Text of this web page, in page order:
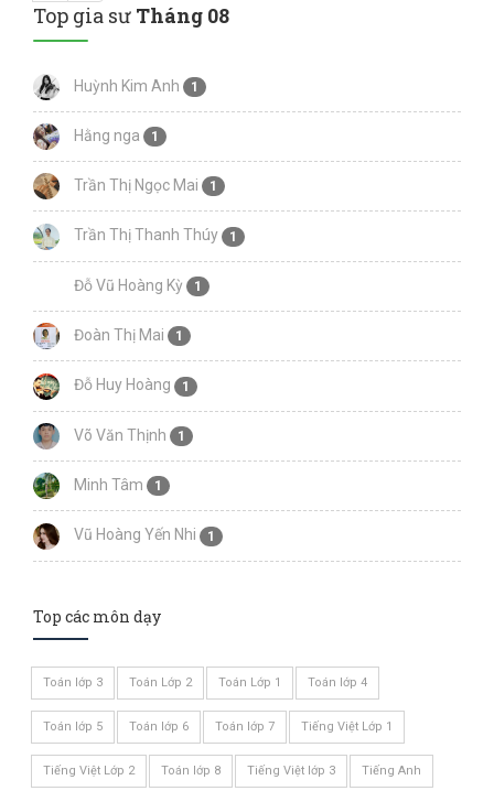
Top gia sư Tháng 08
Huỳnh Kim Anh 1
Hằng nga 1
Trần Thị Ngọc Mai 1
Trần Thị Thanh Thúy 1
Đỗ Vũ Hoàng Kỳ 1
Đoàn Thị Mai 1
Đỗ Huy Hoàng 1
Võ Văn Thịnh 1
Minh Tâm 1
Vũ Hoàng Yến Nhi 1
Top các môn dạy
Toán lớp 3 Toán Lớp 2 Toán Lớp 1 Toán lớp 4
Toán lớp 5 Toán lớp 6 Toán lớp 7 Tiếng Việt Lớp 1
Tiếng Việt Lớp 2 Toán lớp 8 Tiếng Việt lớp 3 Tiếng Anh